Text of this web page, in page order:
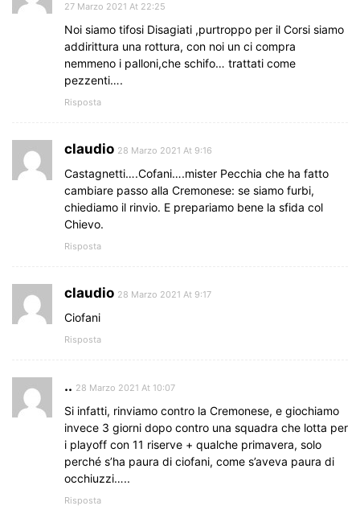
27 Marzo 2021 At 22:25
Noi siamo tifosi Disagiati ,purtroppo per il Corsi siamo
addirittura una rottura, con noi un ci compra
nemmeno i palloni,che schifo… trattati come
pezzenti….
Risposta
claudio 28 Marzo 2021 At 9:16
Castagnetti….Cofani….mister Pecchia che ha fatto
cambiare passo alla Cremonese: se siamo furbi,
chiediamo il rinvio. E prepariamo bene la sfida col
Chievo.
Risposta
claudio 28 Marzo 2021 At 9:17
Ciofani
Risposta
.. 28 Marzo 2021 At 10:07
Si infatti, rinviamo contro la Cremonese, e giochiamo
invece 3 giorni dopo contro una squadra che lotta per
i playoff con 11 riserve + qualche primavera, solo
perché s’ha paura di ciofani, come s’aveva paura di
occhiuzzi…..
Risposta